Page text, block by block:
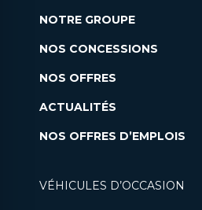
NOTRE GROUPE
NOS CONCESSIONS
NOS OFFRES
ACTUALITÉS
NOS OFFRES D’EMPLOIS
VÉHICULES D’OCCASION